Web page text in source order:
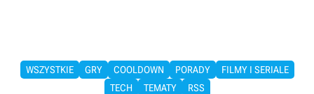
WSZYSTKIE GRY COOLDOWN PORADY
FILMY I SERIALE
TECH
TEMATY RSS